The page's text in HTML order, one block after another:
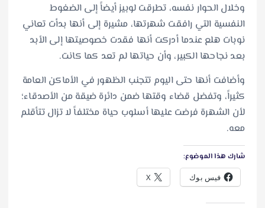
وخلال الحوار نفسه، تطرقت لوبيز أيضاً إلى الضغوط
النفسية التي رافقت شهرتها، مشيرة إلى أنها بدأت تعاني
نوبات هلع عندما أدركت أنها فقدت خصوصيتها إلى الأبد
بعد نجاحها الكبير، وأن حياتها لم تعد كما كانت.
وأضافت أنها حتى اليوم تتجنب الظهور في الأماكن العامة
كثيراً، وتفضل قضاء وقتها ضمن دائرة ضيقة من الأصدقاء؛
لأن الشهرة فرضت عليها أسلوب حياة مختلفاً لا تزال تتأقلم
معه.
شارك هذا الموضوع:
فيس بوك X